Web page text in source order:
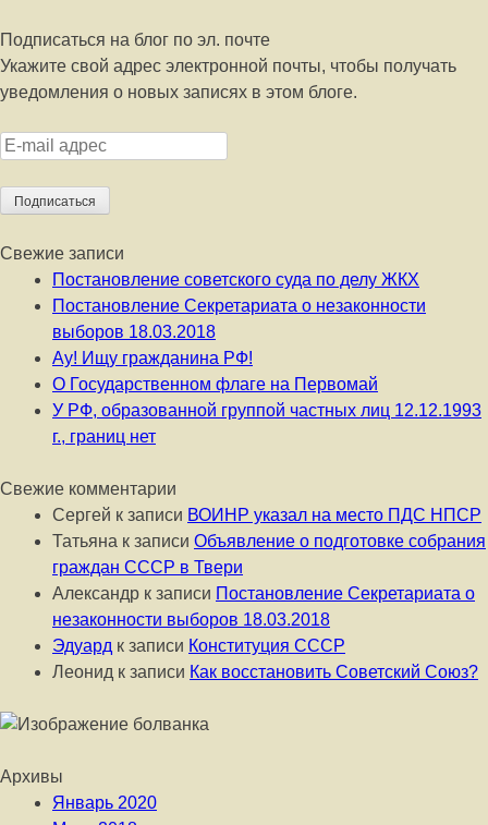
Подписаться на блог по эл. почте
Укажите свой адрес электронной почты, чтобы получать
уведомления о новых записях в этом блоге.
E-mail адрес
Подписаться
Свежие записи
Постановление советского суда по делу ЖКХ
Постановление Секретариата о незаконности
выборов 18.03.2018
Ау! Ищу гражданина РФ!
О Государственном флаге на Первомай
У РФ, образованной группой частных лиц 12.12.1993
г., границ нет
Свежие комментарии
Сергей к записи ВОИНР указал на место ПДС НПСР
Татьяна к записи Объявление о подготовке собрания
граждан СССР в Твери
Александр к записи Постановление Секретариата о
незаконности выборов 18.03.2018
Эдуард к записи Конституция СССР
Леонид к записи Как восстановить Советский Союз?
Архивы
Январь 2020